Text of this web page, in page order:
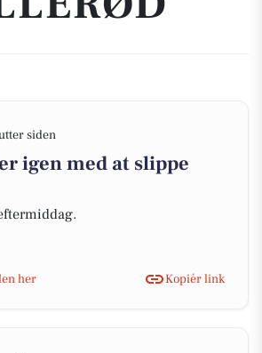
siden
igen med at slippe
her
Kopiér link